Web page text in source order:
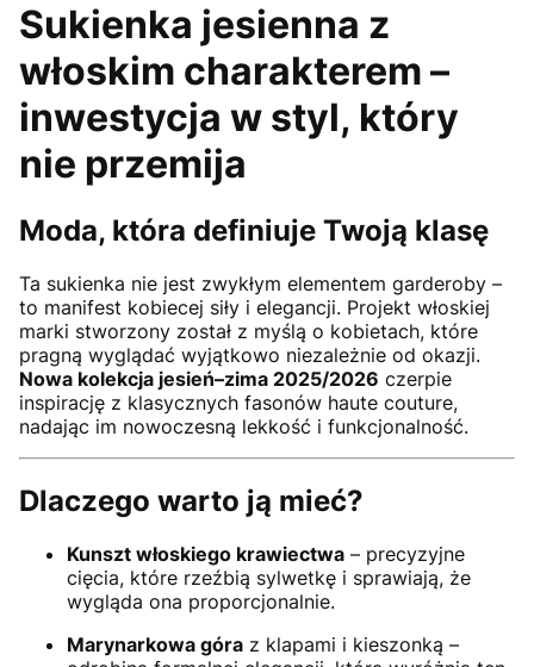
Sukienka jesienna z
włoskim charakterem –
inwestycja w styl, który
nie przemija
Moda, która definiuje Twoją klasę
Ta sukienka nie jest zwykłym elementem garderoby –
to manifest kobiecej siły i elegancji. Projekt włoskiej
marki stworzony został z myślą o kobietach, które
pragną wyglądać wyjątkowo niezależnie od okazji.
Nowa kolekcja jesień–zima 2025/2026 czerpie
inspirację z klasycznych fasonów haute couture,
nadając im nowoczesną lekkość i funkcjonalność.
Dlaczego warto ją mieć?
Kunszt włoskiego krawiectwa – precyzyjne
cięcia, które rzeźbią sylwetkę i sprawiają, że
wygląda ona proporcjonalnie.
Marynarkowa góra z klapami i kieszonką –